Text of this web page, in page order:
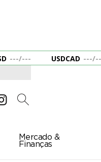
---/--- USDCAD ---/
2
Mercado &
Finanças